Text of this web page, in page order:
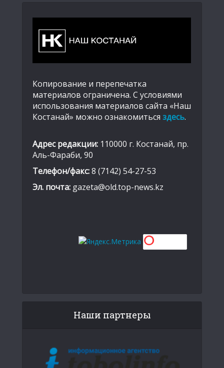
Копирование и перепечатка
материалов ограничена. С условиями
использования материалов сайта «Наш
Костанай» можно ознакомиться здесь.
Адрес редакции: 110000 г. Костанай, пр.
Аль-Фараби, 90
Телефон/факс:8 (7142) 54-27-53
Эл. почта: gazeta@old.top-news.kz
Наши партнеры